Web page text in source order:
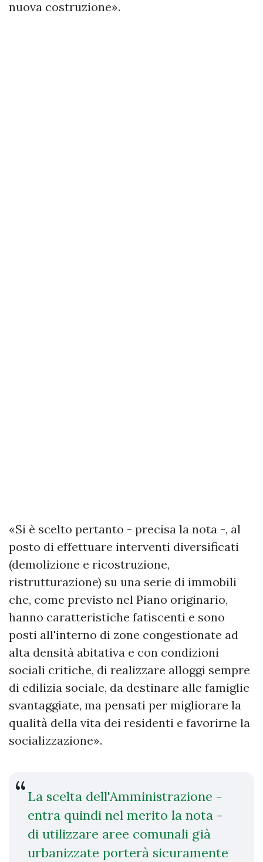
nuova costruzione».
«Si è scelto pertanto - precisa la nota -, al
posto di effettuare interventi diversificati
(demolizione e ricostruzione,
ristrutturazione) su una serie di immobili
che, come previsto nel Piano originario,
hanno caratteristiche fatiscenti e sono
posti all'interno di zone congestionate ad
alta densità abitativa e con condizioni
sociali critiche, di realizzare alloggi sempre
di edilizia sociale, da destinare alle famiglie
svantaggiate, ma pensati per migliorare la
qualità della vita dei residenti e favorirne la
socializzazione».
La scelta dell'Amministrazione -
entra quindi nel merito la nota -
di utilizzare aree comunali già
urbanizzate porterà sicuramente